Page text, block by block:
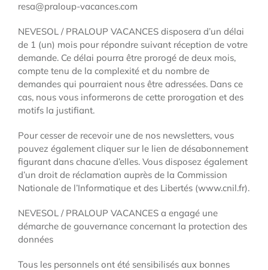
resa@praloup-vacances.com
NEVESOL / PRALOUP VACANCES disposera d’un délai
de 1 (un) mois pour répondre suivant réception de votre
demande. Ce délai pourra être prorogé de deux mois,
compte tenu de la complexité et du nombre de
demandes qui pourraient nous être adressées. Dans ce
cas, nous vous informerons de cette prorogation et des
motifs la justifiant.
Pour cesser de recevoir une de nos newsletters, vous
pouvez également cliquer sur le lien de désabonnement
figurant dans chacune d’elles. Vous disposez également
d’un droit de réclamation auprès de la Commission
Nationale de l’Informatique et des Libertés (www.cnil.fr).
NEVESOL / PRALOUP VACANCES a engagé une
démarche de gouvernance concernant la protection des
données
Tous les personnels ont été sensibilisés aux bonnes